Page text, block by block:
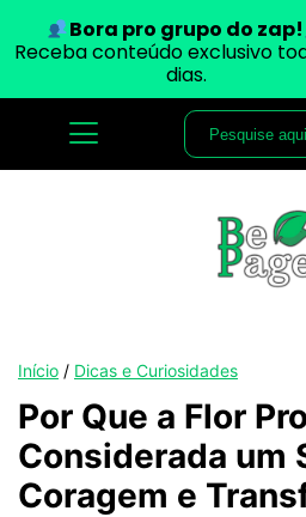
Início / Dicas e Curiosidades
Por Que a Flor
Considerada um
Coragem e
Bora pro grupo do zap!
Receba conteúdo exclusivo
dias.